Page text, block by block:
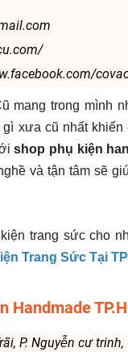
mang trong mình
xưa cũ nhất
shop phụ kiện
và tận tâm sẽ
trang sức cho
Trang Sức Tại
Handmade
P. Nguyễn cư trinh,